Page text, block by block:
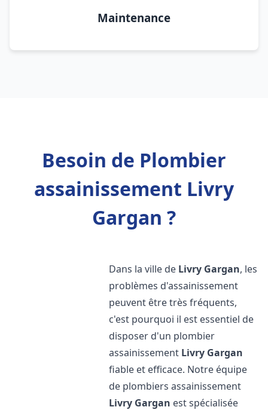
Maintenance
Besoin de Plombier
assainissement Livry
Gargan ?
Dans la ville de Livry Gargan, les
problèmes d'assainissement
peuvent être très fréquents,
c'est pourquoi il est essentiel de
disposer d'un plombier
assainissement Livry Gargan
fiable et efficace. Notre équipe
de plombiers assainissement
Livry Gargan est spécialisée